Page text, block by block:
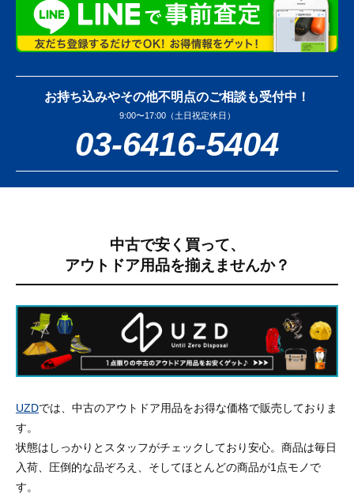
お持ち込みやその他不明点のご相談も受付中！
9:00〜17:00（土日祝定休日）
03-6416-5404
中古で安く買って、
アウトドア用品を揃えませんか？
UZDでは、中古のアウトドア用品をお得な価格で販売しておりま
す。
状態はしっかりとスタッフがチェックしており安心。商品は毎日
入荷、圧倒的な品ぞろえ、そしてほとんどの商品が1点モノで
す。